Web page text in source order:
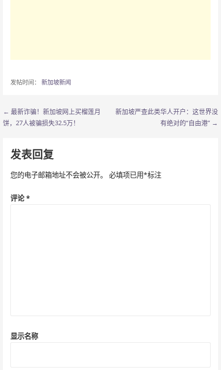
发帖时间： 新加坡新闻
文
导
航
← 最新诈骗！新加坡网上买榴莲月
饼，27人被骗损失32.5万！
新加坡严查此类华人开户：这世界没
有绝对的“自由港” →
发表回复
您的电子邮箱地址不会被公开。 必填项已用*标注
评论*
显示名称